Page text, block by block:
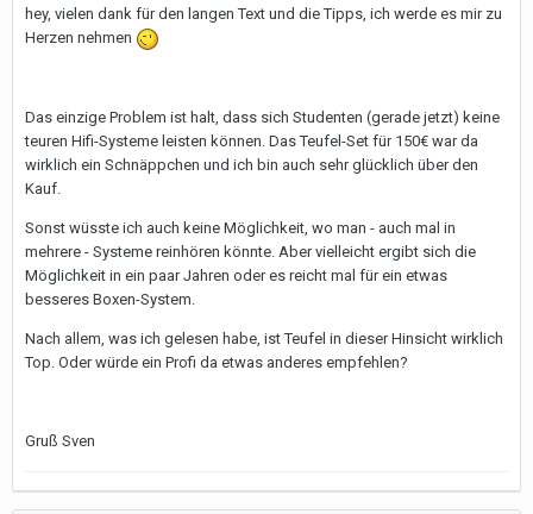
hey, vielen dank für den langen Text und die Tipps, ich werde es mir zu
Herzen nehmen
Das einzige Problem ist halt, dass sich Studenten (gerade jetzt) keine
teuren Hifi-Systeme leisten können. Das Teufel-Set für 150€ war da
wirklich ein Schnäppchen und ich bin auch sehr glücklich über den
Kauf.
Sonst wüsste ich auch keine Möglichkeit, wo man - auch mal in
mehrere - Systeme reinhören könnte. Aber vielleicht ergibt sich die
Möglichkeit in ein paar Jahren oder es reicht mal für ein etwas
besseres Boxen-System.
Nach allem, was ich gelesen habe, ist Teufel in dieser Hinsicht wirklich
Top. Oder würde ein Profi da etwas anderes empfehlen?
Gruß Sven